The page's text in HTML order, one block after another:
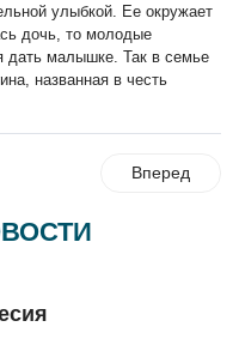
улыбкой. Ее окружает
дочь, то молодые
дать малышке. Так в семье
названная в честь
Вперед